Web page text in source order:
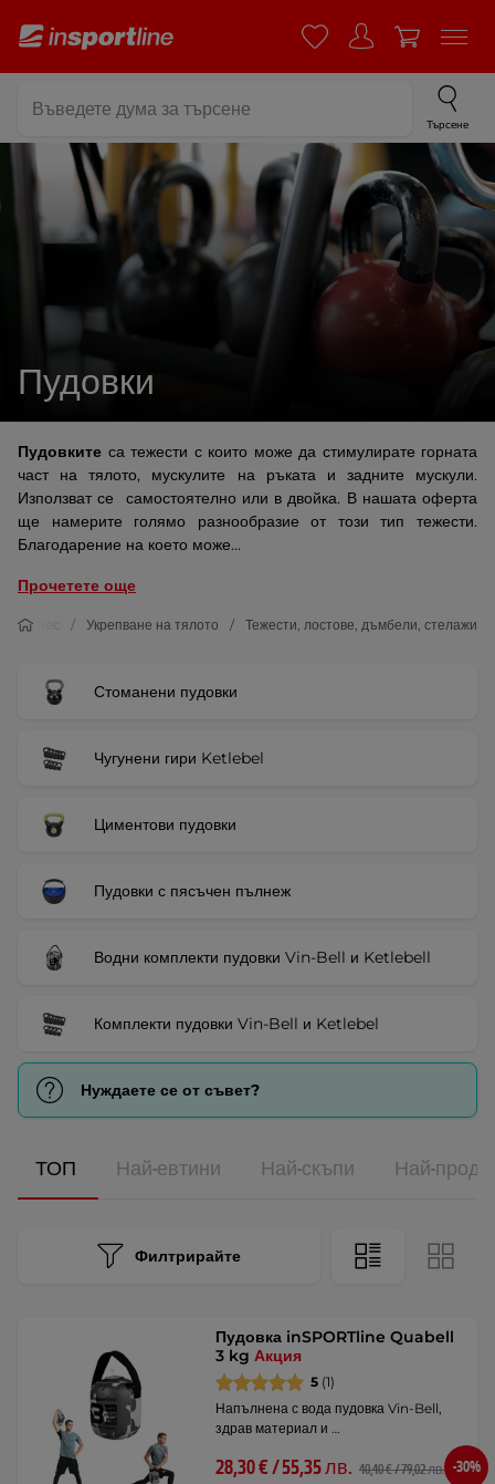
Търсене
Пудовки
Пудовките са тежести с които може да стимулирате горната
част на тялото, мускулите на ръката и задните мускули.
Използват се самостоятелно или в двойка. В нашата оферта
ще намерите голямо разнообразие от този тип тежести.
Благодарение на което може...
Прочетете още
Фитнес Укрепване на тялото Тежести, лостове, дъмбели, стелажи
Стоманени пудовки
Чугунени гири Ketlebel
Циментови пудовки
Пудовки с пясъчен пълнеж
Водни комплекти пудовки Vin-Bell и Ketlebell
Комплекти пудовки Vin-Bell и Ketlebel
Нуждаете се от съвет?
ТОП Най-евтини Най-скъпи Най-
Филтрирайте
Пудовка inSPORTline Quabell
3 kgАкция
5 (1)
Напълнена с вода пудовка Vin-Bell,
здрав материал и …
28,30 € / 55,35 лв. 40,40 € / 79,02 лв. -30%